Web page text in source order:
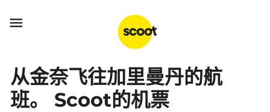

从金奈飞往加里曼丹的航
班。 Scoot的机票